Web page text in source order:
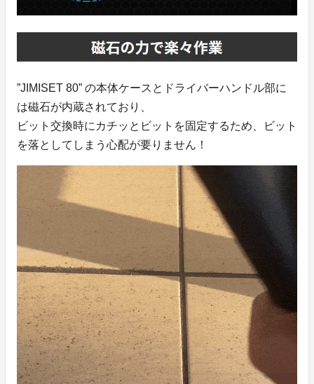
”JIMISET 80” の本体ケースとドライバーハンドル部に
は磁石が内蔵されており、
ビット交換時にカチッとビットを固定するため、ビット
を落としてしまう心配が要りません！